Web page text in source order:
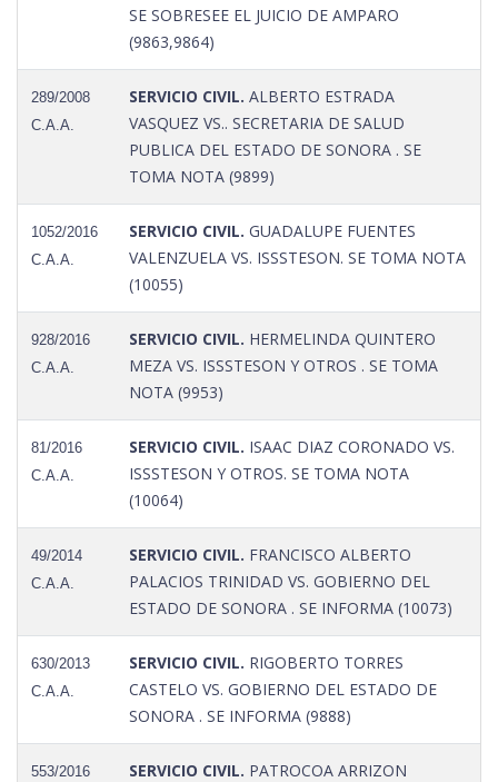
SE SOBRESEE EL JUICIO DE AMPARO
(9863,9864)
289/2008
C.A.A.
SERVICIO CIVIL. ALBERTO ESTRADA
VASQUEZ VS.. SECRETARIA DE SALUD
PUBLICA DEL ESTADO DE SONORA . SE
TOMA NOTA (9899)
1052/2016
C.A.A.
SERVICIO CIVIL. GUADALUPE FUENTES
VALENZUELA VS. ISSSTESON. SE TOMA NOTA
(10055)
928/2016
C.A.A.
SERVICIO CIVIL. HERMELINDA QUINTERO
MEZA VS. ISSSTESON Y OTROS . SE TOMA
NOTA (9953)
81/2016
C.A.A.
SERVICIO CIVIL. ISAAC DIAZ CORONADO VS.
ISSSTESON Y OTROS. SE TOMA NOTA
(10064)
49/2014
C.A.A.
SERVICIO CIVIL. FRANCISCO ALBERTO
PALACIOS TRINIDAD VS. GOBIERNO DEL
ESTADO DE SONORA . SE INFORMA (10073)
630/2013
C.A.A.
SERVICIO CIVIL. RIGOBERTO TORRES
CASTELO VS. GOBIERNO DEL ESTADO DE
SONORA . SE INFORMA (9888)
553/2016
SERVICIO CIVIL. PATROCOA ARRIZON